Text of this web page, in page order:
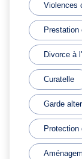
Violences
Prestation
Divorce à
Curatelle
Garde
Protection